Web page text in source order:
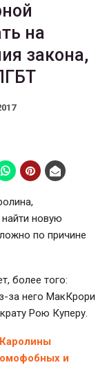
на
закона,
новую
по причине
более того:
за него МакКрори
Рою Куперу.
и